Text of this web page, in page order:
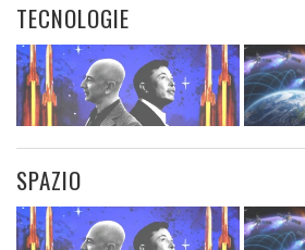
TECNOLOGIE
SPAZIO